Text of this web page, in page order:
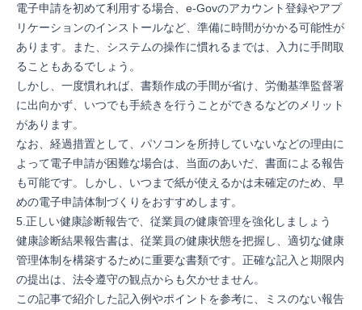
電子申請を初めて利用する場合、e-Govのアカウント登録やアプ
リケーションのインストールなど、準備に時間がかかる可能性が
あります。また、システムの操作に慣れるまでは、入力に手間取
ることもあるでしょう。
しかし、一度慣れれば、書類作成の手間が省け、労働基準監督署
に出向かず、いつでも手続きを行うことができるなどのメリット
があります。
なお、経過措置として、パソコンを所持していないなどの理由に
よって電子申請が困難な場合は、当面のあいだ、書面による報告
も可能です。しかし、いつまで紙が使えるかは未確定のため、早
めの電子申請体制づくりをおすすめします。
5.正しい健康診断報告で、従業員の健康管理を強化しましょう
健康診断結果報告書は、従業員の健康状態を把握し、適切な健康
管理体制を構築するために重要な書類です。正確な記入と期限内
の提出は、法令遵守の観点からも欠かせません。
この記事で紹介した記入例やポイントを参考に、ミスのない報告